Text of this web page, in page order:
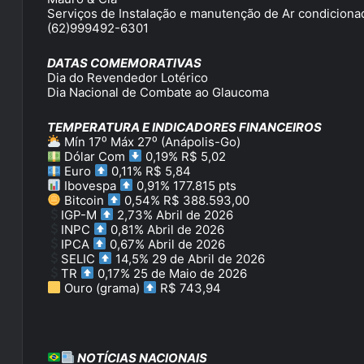
Serviços de Instalação e manutenção de Ar
(62)999492-6301
DATAS COMEMORATIVAS
Dia do Revendedor Lotérico
Dia Nacional de Combate ao Glaucoma
TEMPERATURA E INDICADORES FINANCEIROS
Mín 17⁰ Máx 27⁰ (Anápolis-Go)
Dólar Com
0,19% R$ 5,02
Euro
0,11% R$ 5,84
Ibovespa
0,91% 177.815 pts
Bitcoin
0,54% R$ 388.593,00
IGP-M
2,73% Abril de 2026
INPC
0,81% Abril de 2026
IPCA
0,67% Abril de 2026
SELIC
14,5% 29 de Abril de 2026
TR
0,17% 25 de Maio de 2026
Ouro (grama)
R$ 743,94
NOTÍCIAS NACIONAIS